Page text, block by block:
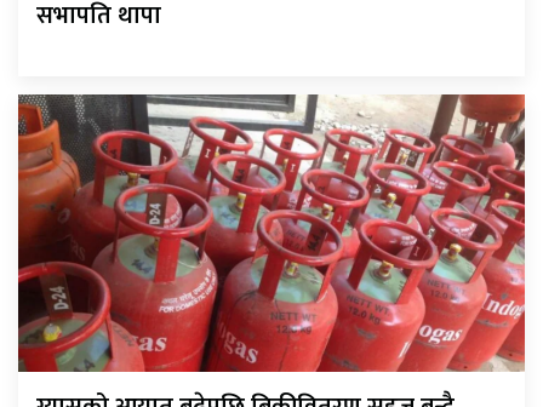
सभापति थापा